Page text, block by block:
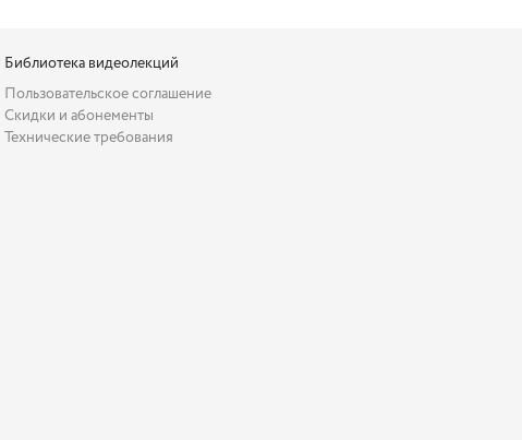
Библиотека видеолекций
Пользовательское соглашение
Скидки и абонементы
Технические требования